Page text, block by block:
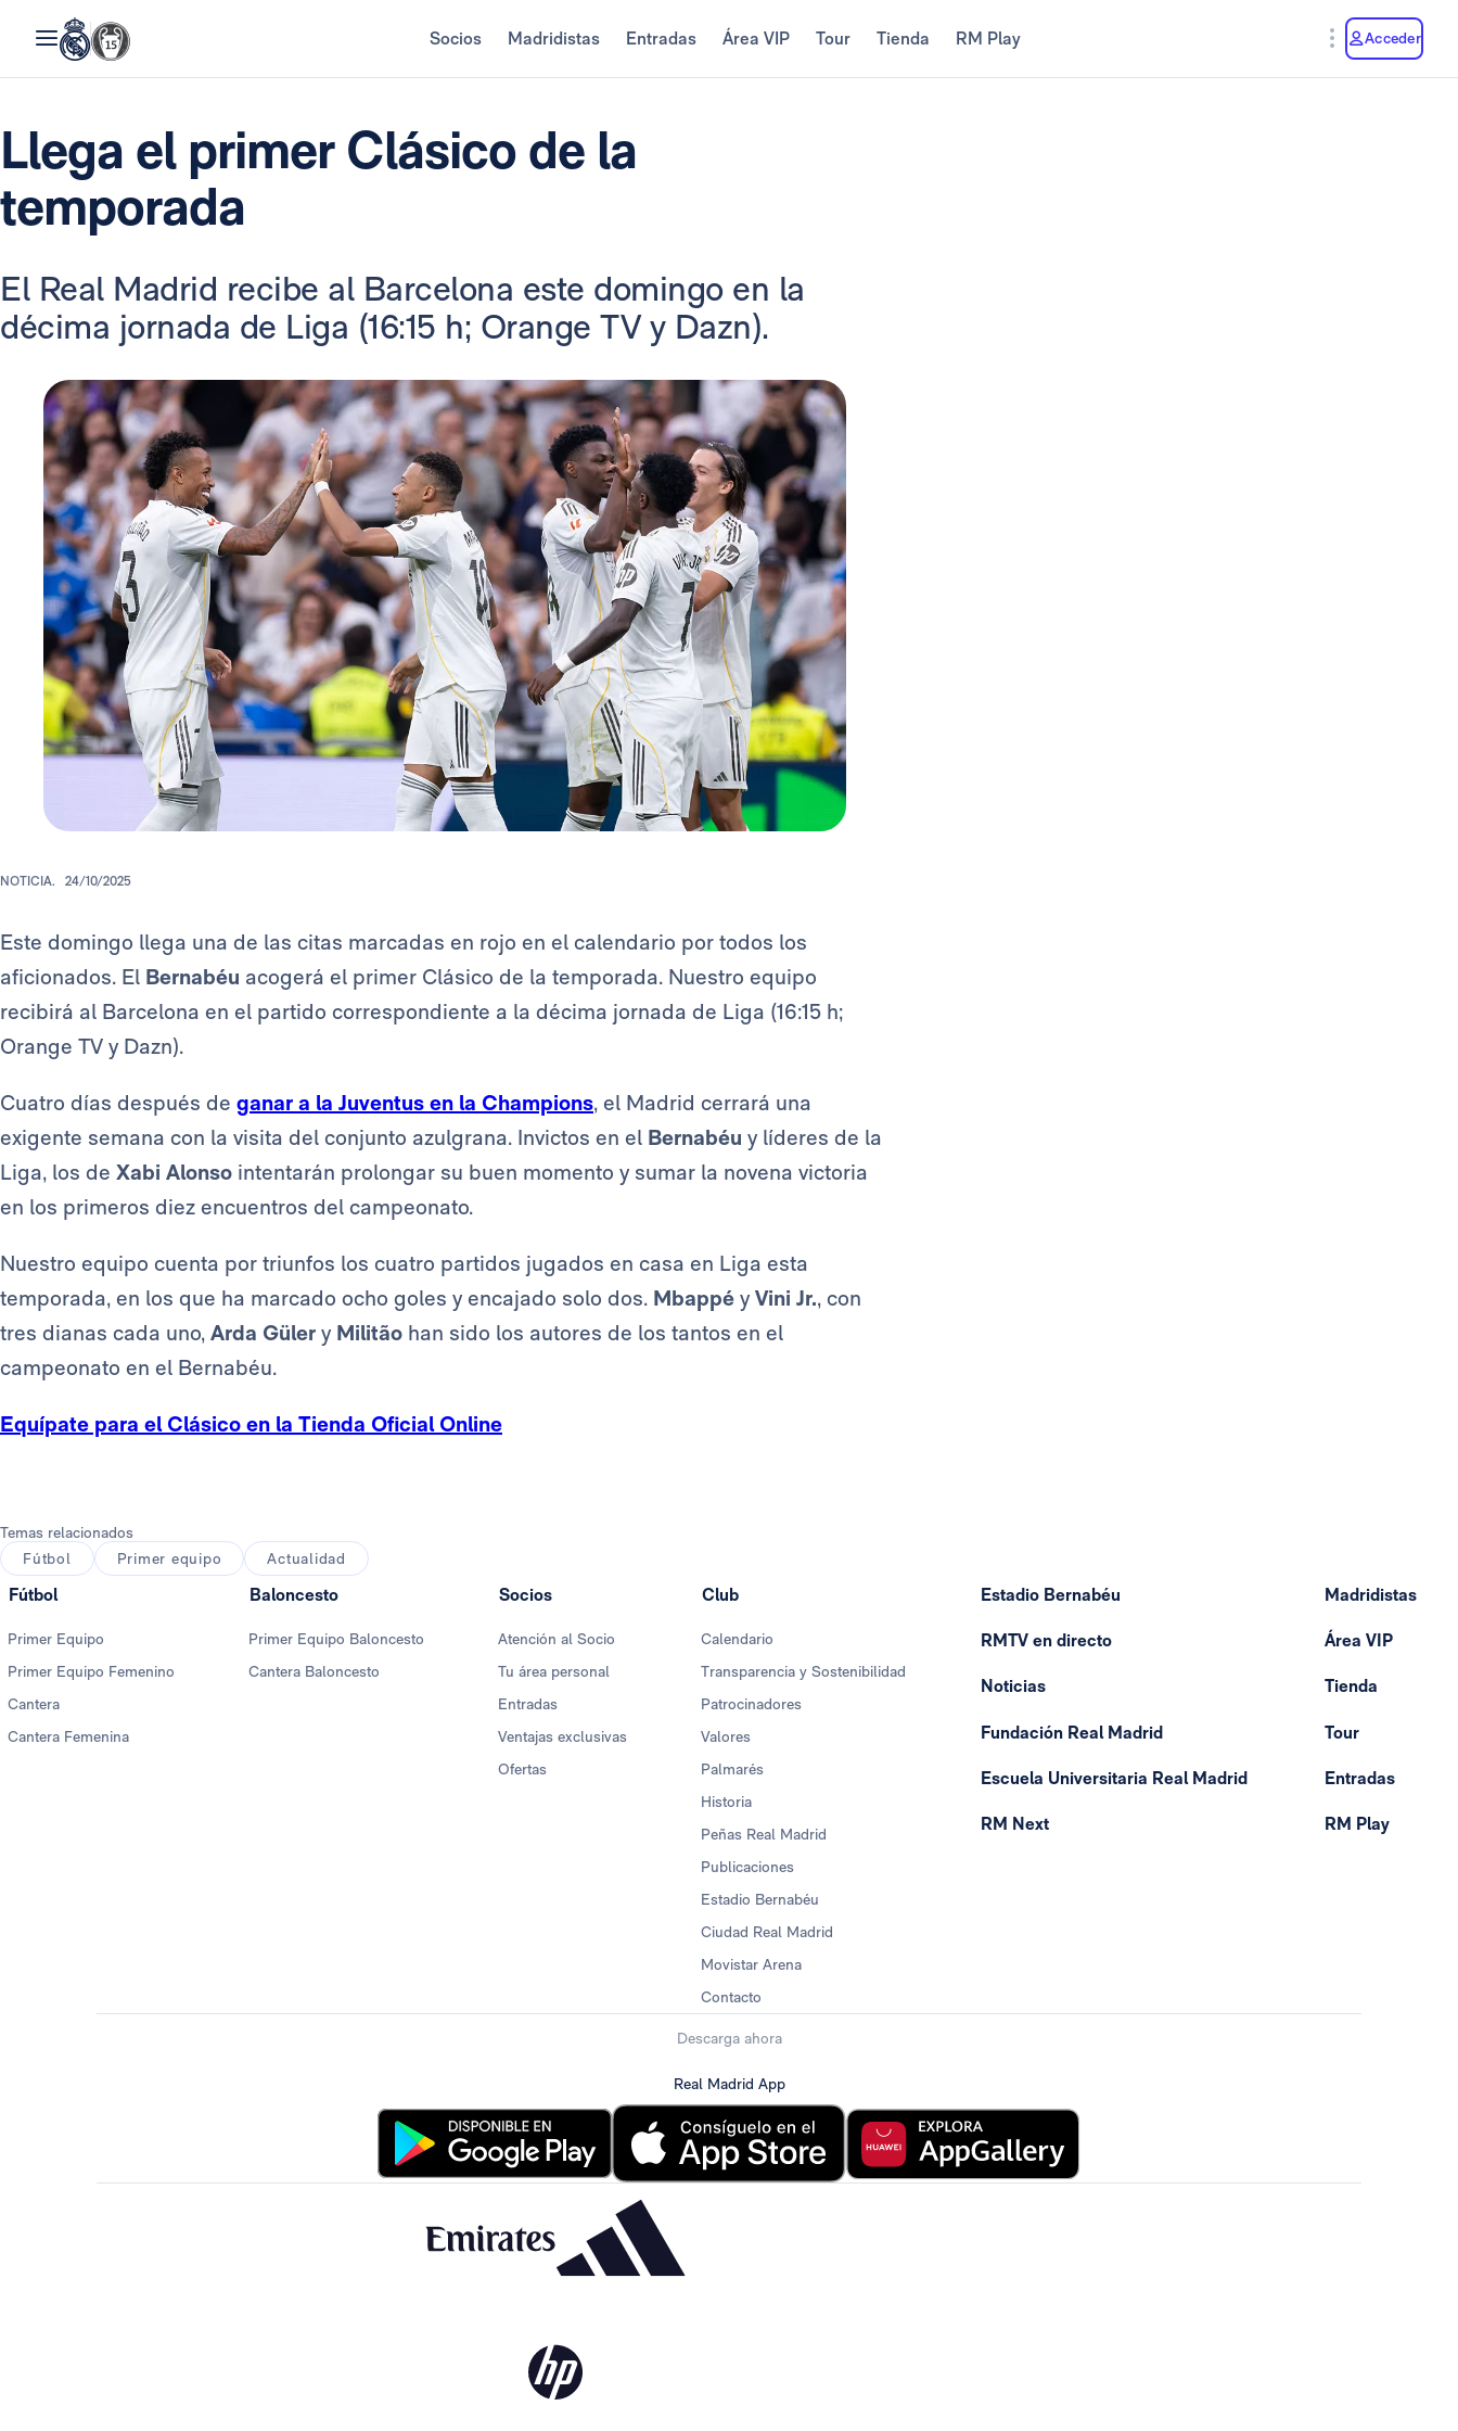
Socios Madridistas Entradas Área VIP Tour Tienda RM Play Acceder
Llega el primer Clásico de la
temporada
El Real Madrid recibe al Barcelona este domingo en la
décima jornada de Liga (16:15 h; Orange TV y Dazn).
NOTICIA. 24/10/2025
Este domingo llega una de las citas marcadas en rojo en el calendario por todos los
aficionados. El Bernabéu acogerá el primer Clásico de la temporada. Nuestro equipo
recibirá al Barcelona en el partido correspondiente a la décima jornada de Liga (16:15 h;
Orange TV y Dazn).
Cuatro días después de ganar a la Juventus en la Champions, el Madrid cerrará una
exigente semana con la visita del conjunto azulgrana. Invictos en el Bernabéu y líderes de la
Liga, los de Xabi Alonso intentarán prolongar su buen momento y sumar la novena victoria
en los primeros diez encuentros del campeonato.
Nuestro equipo cuenta por triunfos los cuatro partidos jugados en casa en Liga esta
temporada, en los que ha marcado ocho goles y encajado solo dos. Mbappé y Vini Jr., con
tres dianas cada uno, Arda Güler y Militão han sido los autores de los tantos en el
campeonato en el Bernabéu.
Equípate para el Clásico en la Tienda Oficial Online
Temas relacionados
Fútbol
Primer equipo Actualidad
Fútbol
Primer Equipo
Primer Equipo Femenino
Cantera
Cantera Femenina
Baloncesto
Primer Equipo Baloncesto
Cantera Baloncesto
Socios
Atención al Socio
Tu área personal
Entradas
Ventajas exclusivas
Ofertas
Club
Calendario
Transparencia y Sostenibilidad
Patrocinadores
Valores
Palmarés
Historia
Peñas Real Madrid
Publicaciones
Estadio Bernabéu
Ciudad Real Madrid
Movistar Arena
Contacto
Estadio Bernabéu
RMTV en directo
Noticias
Fundación Real Madrid
Escuela Universitaria Real Madrid
RM Next
Madridistas
Área VIP
Tienda
Tour
Entradas
RM Play
Descarga ahora
Real Madrid App